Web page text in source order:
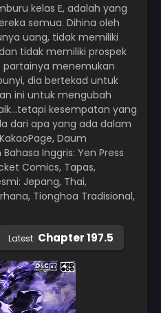
kelas E, adalah yang
semua. Dihina oleh
uang, tidak memiliki
tidak memiliki prospek
partainya menemukan
dia bertekad untuk
ini untuk mengubah
kesempatan yang
dari apa yang ada dalam
Daum
Inggris: Yen Press
Comics, Tapas,
Jepang, Thai,
Tionghoa Tradisional,
Latest: Chapter 197.5